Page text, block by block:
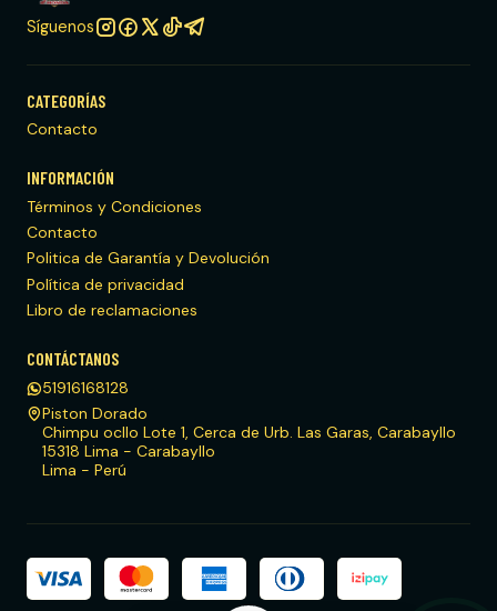
Síguenos
CATEGORÍAS
Contacto
INFORMACIÓN
Términos y Condiciones
Contacto
Politica de Garantía y Devolución
Política de privacidad
Libro de reclamaciones
CONTÁCTANOS
51916168128
Piston Dorado
Chimpu ocllo Lote 1, Cerca de Urb. Las Garas, Carabayllo
15318 Lima - Carabayllo
Lima - Perú